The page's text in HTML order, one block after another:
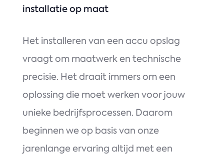
installatie op maat
Het installeren van een accu opslag
vraagt om maatwerk en technische
precisie. Het draait immers om een
oplossing die moet werken voor jouw
unieke bedrijfsprocessen. Daarom
beginnen we op basis van onze
jarenlange ervaring altijd met een